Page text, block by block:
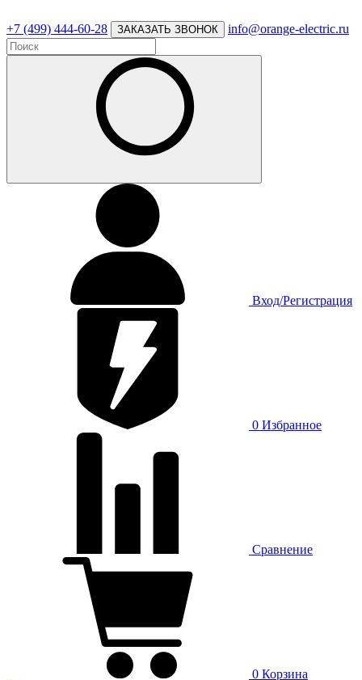
+7 (499) 444-60-28 ЗАКАЗАТЬ ЗВОНОК info@orange-electric.ru
Вход/Регистрация
0 Избранное
Сравнение
0 Корзина